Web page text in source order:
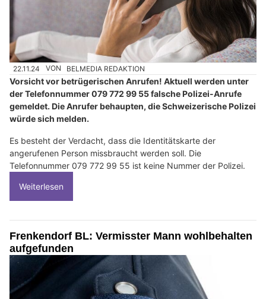
22.11.24 VON BELMEDIA REDAKTION
Vorsicht vor betrügerischen Anrufen! Aktuell werden unter
der Telefonnummer 079 772 99 55 falsche Polizei-Anrufe
gemeldet. Die Anrufer behaupten, die Schweizerische Polizei
würde sich melden.
Es besteht der Verdacht, dass die Identitätskarte der
angerufenen Person missbraucht werden soll. Die
Telefonnummer 079 772 99 55 ist keine Nummer der Polizei.
Weiterlesen
Frenkendorf BL: Vermisster Mann wohlbehalten
aufgefunden